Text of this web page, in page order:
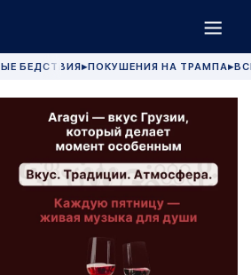
БЕДСТВИЯ▶ПОКУШЕНИЯ НА ТРАМПА▶